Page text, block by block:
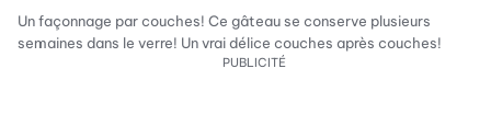
Un façonnage par couches! Ce gâteau se conserve plusieurs
semaines dans le verre! Un vrai délice couches après couches!
PUBLICITÉ